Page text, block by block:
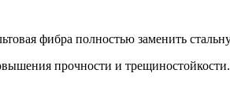
прочности и трещиностойкости.